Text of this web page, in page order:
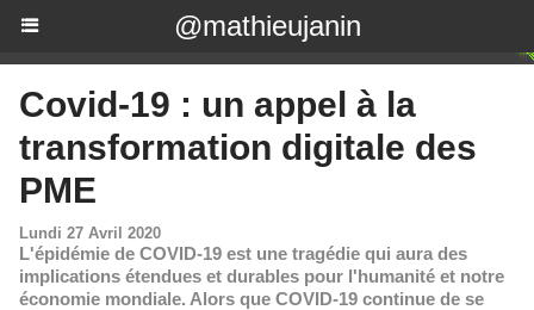
@mathieujanin
Covid-19 : un appel à la
transformation digitale des
PME
Lundi 27 Avril 2020
L'épidémie de COVID-19 est une tragédie qui aura des
implications étendues et durables pour l'humanité et notre
économie mondiale. Alors que COVID-19 continue de se